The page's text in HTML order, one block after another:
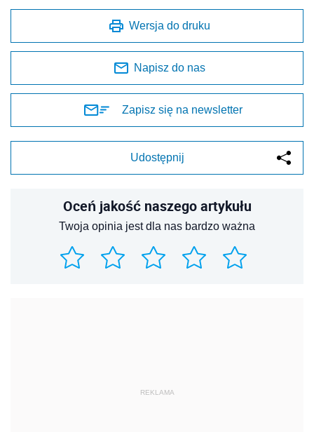
Wersja do druku
Napisz do nas
Zapisz się na newsletter
Udostępnij
Oceń jakość naszego artykułu
Twoja opinia jest dla nas bardzo ważna
REKLAMA